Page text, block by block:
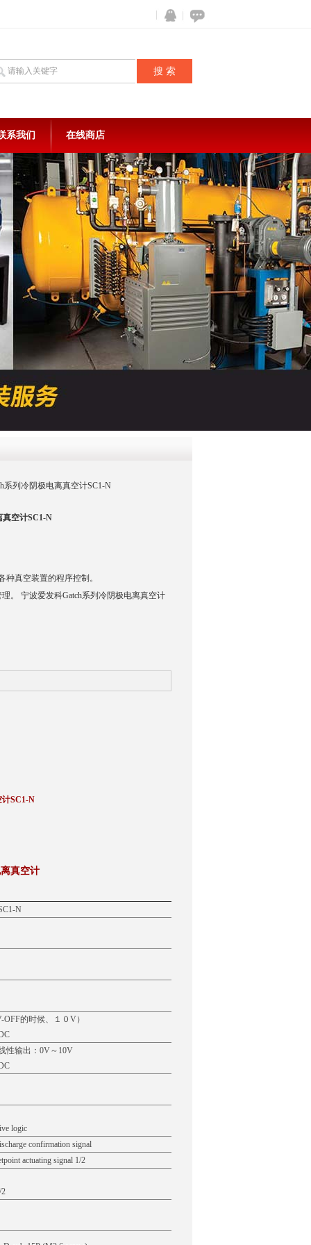
在线咨
系我们 在线商店
系列冷阴极电离真空计SC1-N
空计SC1-N
真空装置的程序控制。
。 宁波爱发科Gatch系列冷阴极电离真空计
SC1-N​
真空计
N
的时候、１０V）
输出：0V～10V
logic
confirmation signal
actuating signal 1/2